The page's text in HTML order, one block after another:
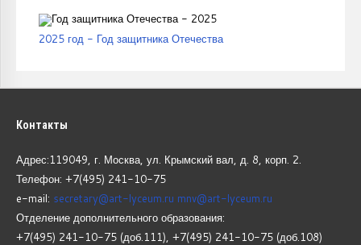
2025 год - Год защитника Отечества
Контакты
Адрес:119049, г. Москва, ул. Крымский вал, д. 8, корп. 2.
Телефон: +7(495) 241-10-75
e-mail: secretary@art-lyceum.ru mnv@art-lyceum.ru
Отделение дополнительного образования:
+7(495) 241-10-75 (доб.111), +7(495) 241-10-75 (доб.108)